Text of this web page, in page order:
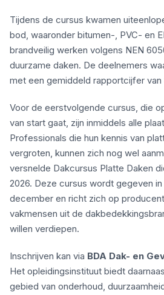
Tijdens de cursus kwamen
bod, waaronder bitumen-, PVC- en
brandveilig werken volgens NEN
duurzame daken. De deelnemers
met een gemiddeld rapportcijfer van
Voor de eerstvolgende cursus, die
van start gaat, zijn inmiddels alle
Professionals die hun kennis van
vergroten, kunnen zich nog wel
versnelde Dakcursus Platte Daken
2026. Deze cursus wordt gegeven
december en richt zich op
vakmensen uit de
willen verdiepen.
Inschrijven kan via BDA Dak- en
Het opleidingsinstituut biedt
gebied van onderhoud,